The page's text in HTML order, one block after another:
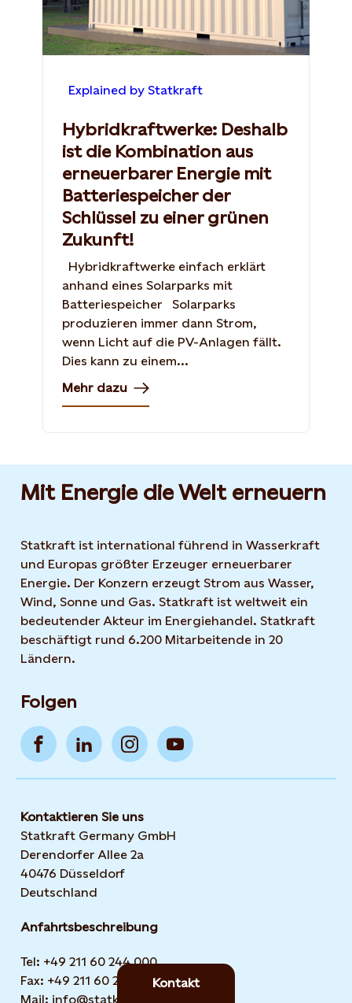
Explained by Statkraft
Hybridkraftwerke: Deshalb
ist die Kombination aus
erneuerbarer Energie mit
Batteriespeicher der
Schlüssel zu einer grünen
Zukunft!
Hybridkraftwerke einfach erklärt
anhand eines Solarparks mit
Batteriespeicher Solarparks
produzieren immer dann Strom,
wenn Licht auf die PV-Anlagen fällt.
Dies kann zu einem...
Mehr dazu
Kontakt
Mit Energie die Welt erneuern
Statkraft ist international führend in Wasserkraft
und Europas größter Erzeuger erneuerbarer
Energie. Der Konzern erzeugt Strom aus Wasser,
Wind, Sonne und Gas. Statkraft ist weltweit ein
bedeutender Akteur im Energiehandel. Statkraft
beschäftigt rund 6.200 Mitarbeitende in 20
Ländern.
Folgen
Kontaktieren Sie uns
Statkraft Germany GmbH
Derendorfer Allee 2a
40476 Düsseldorf
Deutschland
Anfahrtsbeschreibung
Tel: +49 211 60 244 000
Fax: +49 211 60 244 199
Mail: info@statkraft.de